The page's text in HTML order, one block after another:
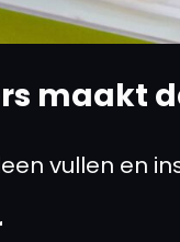
maakt
vullen en